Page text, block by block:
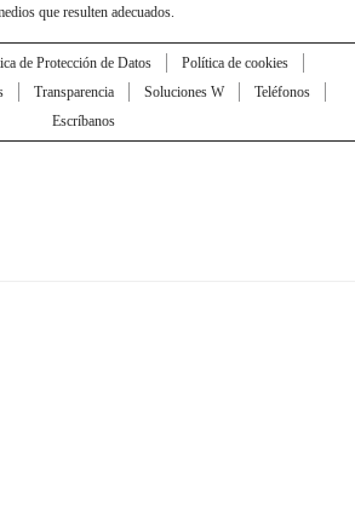
que resulten adecuados.
de Protección de Datos
Política de cookies
Transparencia Soluciones W
Teléfonos
Escríbanos